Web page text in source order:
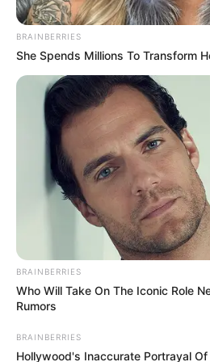
RCN Radio
Al menos 12 menores habrían
del Ejército en Guaviare
Por:Yeison Andrés López
Marzo 10, 2021
BRAINBERRIES
She Spends Millions To Transform
BRAINBERRIES
Who Will Take On The Iconic Role
Rumors
BRAINBERRIES
Hollywood's Inaccurate Portrayal